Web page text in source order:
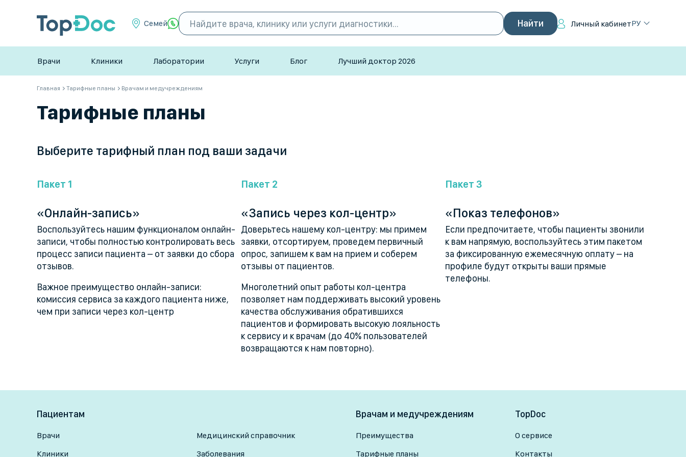
Семей Личный кабинетРУ
Врачи Клиники Лаборатории Услуги Блог Лучший доктор 2026
Главная Тарифные планы Врачам и медучреждениям
Тарифные планы
Выберите тарифный план под ваши задачи
Пакет 1
«Онлайн-запись»
Воспользуйтесь нашим функционалом онлайн-
записи, чтобы полностью контролировать весь
процесс записи пациента – от заявки до сбора
отзывов.
Важное преимущество онлайн-записи:
комиссия сервиса за каждого пациента ниже,
чем при записи через кол-центр
Пакет 2
«Запись через кол-центр»
Доверьтесь нашему кол-центру: мы примем
заявки, отсортируем, проведем первичный
опрос, запишем к вам на прием и соберем
отзывы от пациентов.
Многолетний опыт работы кол-центра
позволяет нам поддерживать высокий уровень
качества обслуживания обратившихся
пациентов и формировать высокую лояльность
к сервису и к врачам (до 40% пользователей
возвращаются к нам повторно).
Пакет 3
«Показ телефонов»
Если предпочитаете, чтобы пациенты звонили
к вам напрямую, воспользуйтесь этим пакетом
за фиксированную ежемесячную оплату – на
профиле будут открыты ваши прямые
телефоны.
Пациентам
Врачи
Клиники
Медицинский справочник
Заболевания
Врачам и медучреждениям
Преимущества
Тарифные планы
TopDoc
О сервисе
Контакты